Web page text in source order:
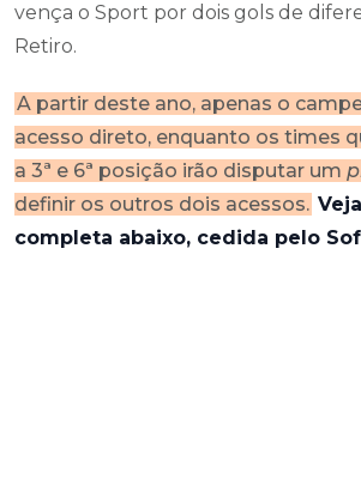
vença o Sport por dois gols de
Retiro.
A partir deste ano, apenas o
acesso direto, enquanto os times
a 3ª e 6ª posição irão disputar um
definir os outros dois acessos.
completa abaixo, cedida pelo